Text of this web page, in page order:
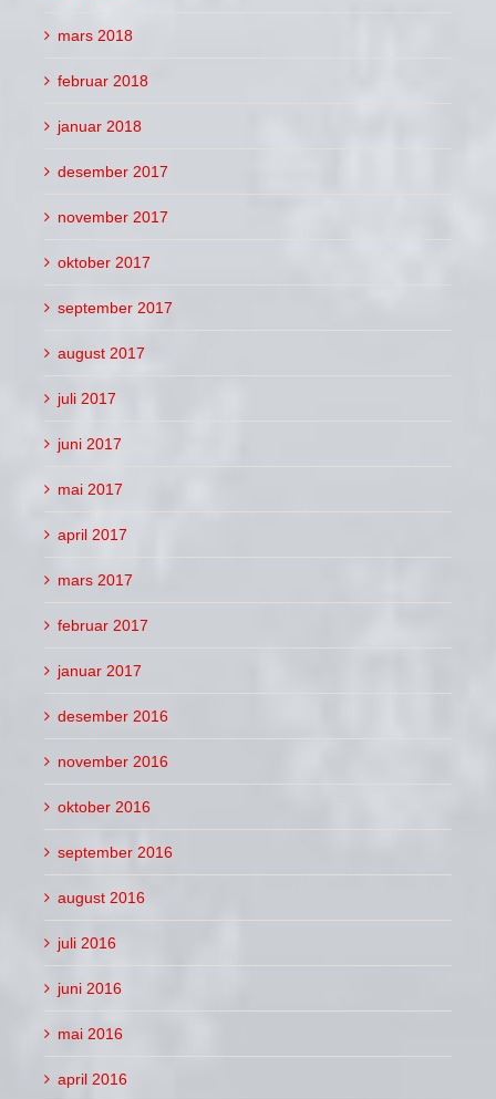
mars 2018
februar 2018
januar 2018
desember 2017
november 2017
oktober 2017
september 2017
august 2017
juli 2017
juni 2017
mai 2017
april 2017
mars 2017
februar 2017
januar 2017
desember 2016
november 2016
oktober 2016
september 2016
august 2016
juli 2016
juni 2016
mai 2016
april 2016